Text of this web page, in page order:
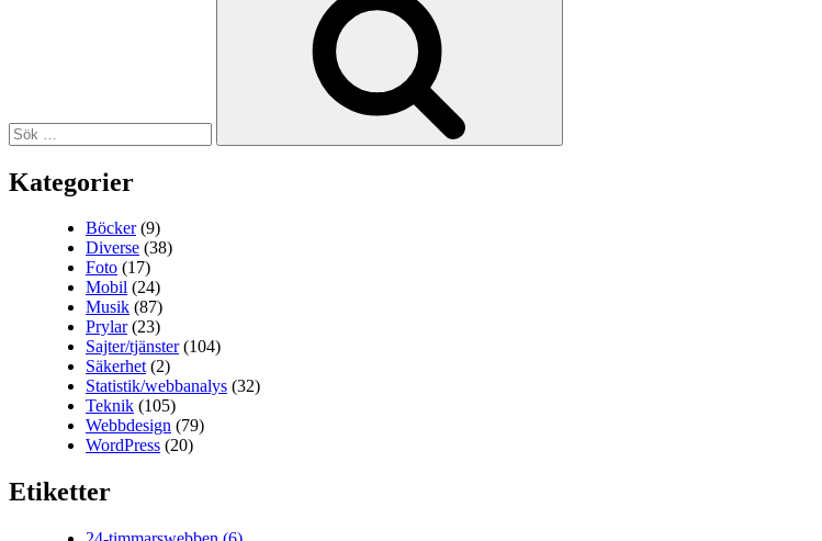
Kategorier
Böcker(9)
Diverse (38)
Foto (17)
Mobil (24)
Musik (87)
Prylar(23)
Sajter/tjänster(104)
Säkerhet(2)
Statistik/webbanalys (32)
Teknik (105)
Webbdesign (79)
WordPress (20)
Etiketter